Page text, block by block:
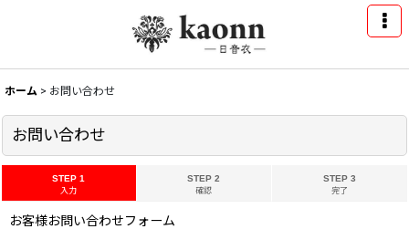
ホーム > お問い合わせ
お問い合わせ
STEP 1
入力
STEP 2
確認
STEP 3
完了
お客様お問い合わせフォーム